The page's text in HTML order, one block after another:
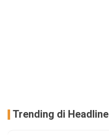
Trending di Headline